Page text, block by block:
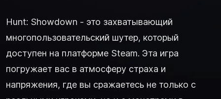
Hunt: Showdown - это захватывающий
многопользовательский шутер, который
доступен на платформе Steam. Эта игра
погружает вас в атмосферу страха и
напряжения, где вы сражаетесь не только с